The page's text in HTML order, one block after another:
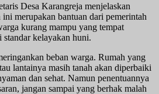
Desa Karangreja menjelaskan
merupakan bantuan dari pemerintah
kurang mampu yang tempat
kelayakan huni.
beban warga. Rumah yang
lantainya masih tanah akan diperbaiki
dan sehat. Namun penentuannya
jangan sampai yang berhak malah